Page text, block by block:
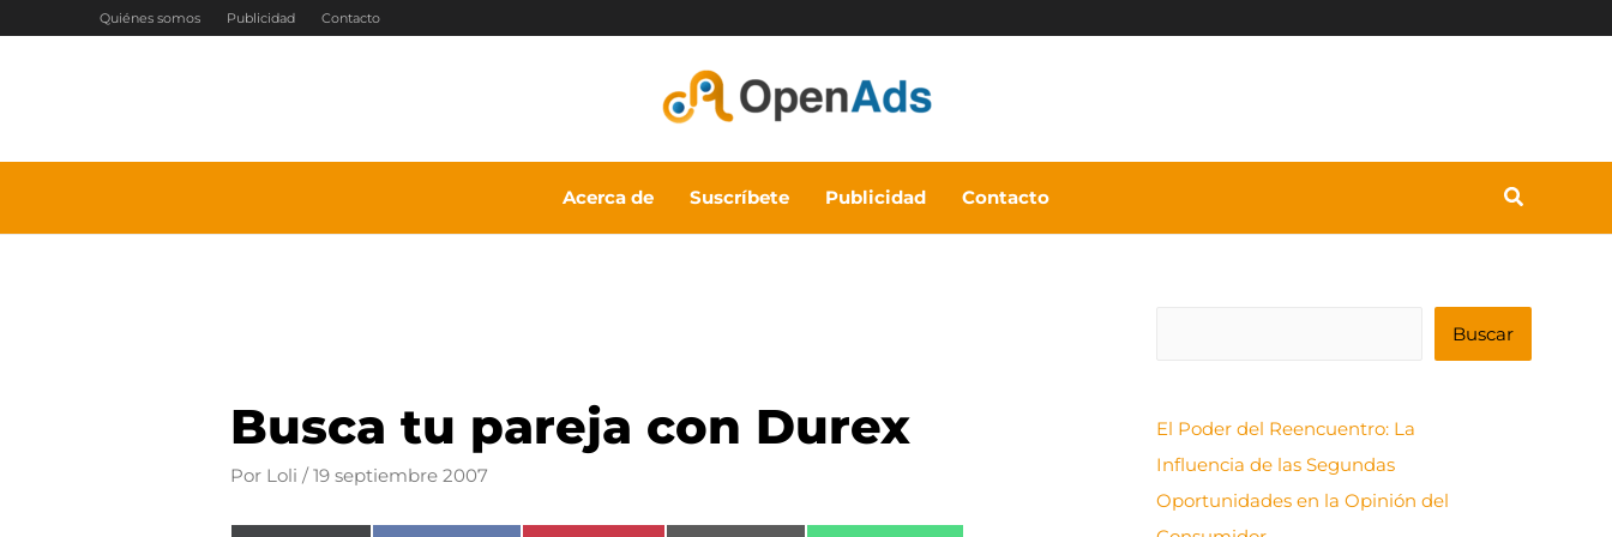
Quiénes somos Publicidad Contacto
Acerca de Suscríbete Publicidad Contacto
Busca tu pareja con Durex
Por Loli/19 septiembre 2007
c
a
r
Buscar
El Poder del Reencuentro: La
Influencia de las Segundas
Oportunidades en la Opinión del